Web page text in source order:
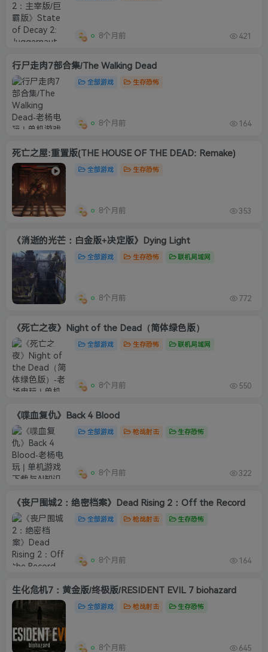
8个月前 421
行尸走肉7部合集/The Walking Dead
全部游戏 生存恐怖
8个月前 164
死亡之屋:重置版(THE HOUSE OF THE DEAD: Remake)
全部游戏 生存恐怖
8个月前 353
《消逝的光芒：白金版+决定版》Dying Light
全部游戏 生存恐怖 联机局域网
8个月前 772
《死亡之夜》Night of the Dead（简体绿色版）
全部游戏 生存恐怖 联机局域网
8个月前 550
《喋血复仇》Back 4 Blood
全部游戏 枪战射击 生存恐怖
8个月前 322
《丧尸围城2：绝密档案》Dead Rising 2：Off the Record
全部游戏 枪战射击 生存恐怖
8个月前 164
生化危机7：黄金版/终极版/RESIDENT EVIL 7 biohazard
全部游戏 枪战射击 生存恐怖
8个月前 645